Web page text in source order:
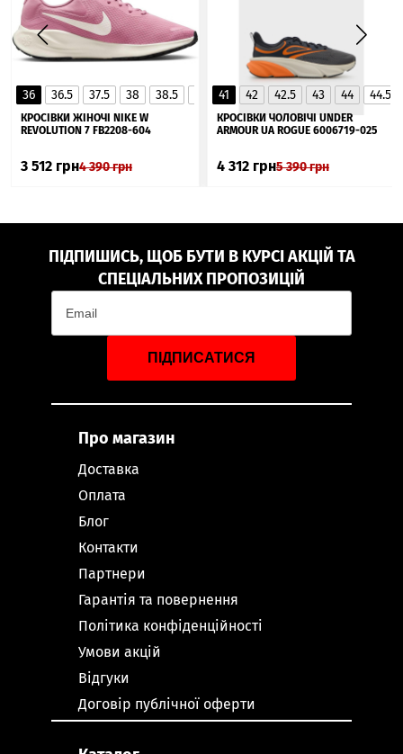
36 36.5 37.5 38 38.5 40 40.5
41
▲
КРОСІВКИ ЖІНОЧІ NIKE W
REVOLUTION 7 FB2208-604
3 512 грн4 390грн
41 42 42.5 43 44 44.5
КРОСІВКИ ЧОЛОВІЧІ UNDER
ARMOUR UA ROGUE 6006719-025
4 312 грн5 390грн
ПІДПИШИСЬ, ЩОБ БУТИ В КУРСІ АКЦІЙ ТА
СПЕЦІАЛЬНИХ ПРОПОЗИЦІЙ
ПІДПИСАТИСЯ
Про магазин
Доставка
Оплата
Блог
Контакти
Партнери
Гарантія та повернення
Політика конфіденційності
Умови акцій
Відгуки
Договір публічної оферти